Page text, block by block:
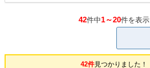
42件中1～20件を表示
42件見つかりました！